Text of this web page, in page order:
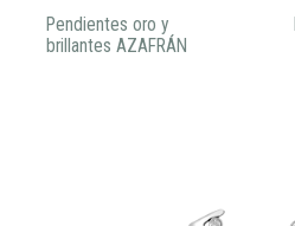
Pendientes oro y
brillantes AZAFRÁN